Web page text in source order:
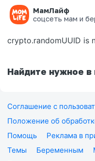
МамЛайф
соцсеть мам и
Ошибка на
crypto.randomUUID is
Найдите нужное в
Соглашение с
Положение об
Помощь
Реклама в
Темы
Беременным